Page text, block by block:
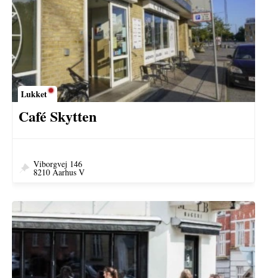
Lukket
Café Skytten
Viborgvej 146
8210 Aarhus V